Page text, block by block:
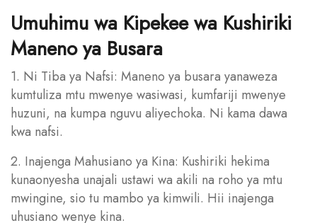
Umuhimu wa Kipekee wa Kushiriki
Maneno ya Busara
1. Ni Tiba ya Nafsi: Maneno ya busara yanaweza
kumtuliza mtu mwenye wasiwasi, kumfariji mwenye
huzuni, na kumpa nguvu aliyechoka. Ni kama dawa
kwa nafsi.
2. Inajenga Mahusiano ya Kina: Kushiriki hekima
kunaonyesha unajali ustawi wa akili na roho ya mtu
mwingine, sio tu mambo ya kimwili. Hii inajenga
uhusiano wenye kina.